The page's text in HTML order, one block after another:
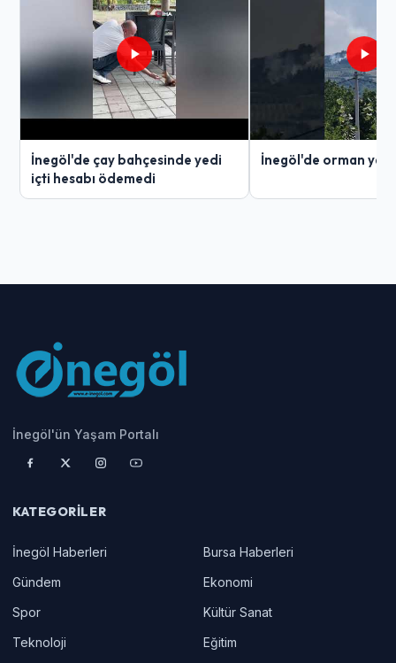
İnegöl'de çay bahçesinde yedi
içti hesabı ödemedi
İnegöl'de orman
İnegöl'ün Yaşam Portalı
KATEGORILER
İnegöl Haberleri
Bursa Haberleri
Gündem
Ekonomi
Spor
Kültür Sanat
Teknoloji
Eğitim